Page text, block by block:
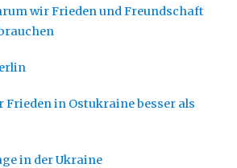
wir Frieden und Freundschaft
Frieden in Ostukraine besser als
in der Ukraine